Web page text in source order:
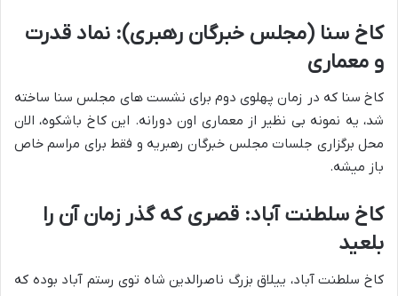
کاخ سنا (مجلس خبرگان رهبری): نماد قدرت
و معماری
کاخ سنا که در زمان پهلوی دوم برای نشست های مجلس سنا ساخته
شد، یه نمونه بی نظیر از معماری اون دورانه. این کاخ باشکوه، الان
محل برگزاری جلسات مجلس خبرگان رهبریه و فقط برای مراسم خاص
باز میشه.
کاخ سلطنت آباد: قصری که گذر زمان آن را
بلعید
کاخ سلطنت آباد، ییلاق بزرگ ناصرالدین شاه توی رستم آباد بوده که